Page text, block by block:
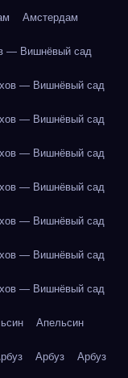
Амстердам
— Вишнёвый сад
— Вишнёвый сад
— Вишнёвый сад
— Вишнёвый сад
— Вишнёвый сад
— Вишнёвый сад
— Вишнёвый сад
— Вишнёвый сад
Апельсин
Арбуз Арбуз